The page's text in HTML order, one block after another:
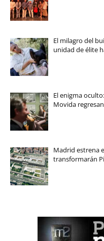
El milagro del
unidad de élite
El enigma
Movida
Madrid estrena
transformarán